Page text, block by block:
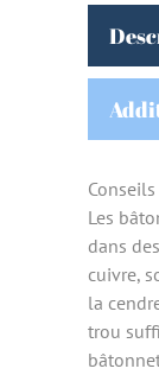
Les
dans
cuivre,
la
trou